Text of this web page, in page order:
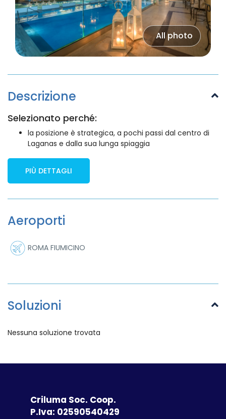
All photo
Descrizione
Selezionato perché:
la posizione è strategica, a pochi passi dal centro di
Laganas e dalla sua lunga spiaggia
PIÙ DETTAGLI
Aeroporti
ROMA FIUMICINO
Soluzioni
Nessuna soluzione trovata
Criluma Soc. Coop.
P.Iva: 02590540429